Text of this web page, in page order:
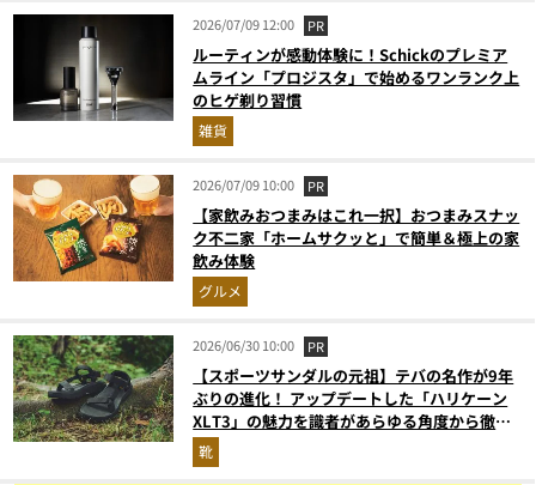
2026/07/09 12:00 PR
ルーティンが感動体験に！Schickのプレミア
ムライン「プロジスタ」で始めるワンランク上
のヒゲ剃り習慣
雑貨
2026/07/09 10:00 PR
【家飲みおつまみはこれ一択】おつまみスナッ
ク不二家「ホームサクッと」で簡単＆極上の家
飲み体験
グルメ
2026/06/30 10:00 PR
【スポーツサンダルの元祖】テバの名作が9年
ぶりの進化！ アップデートした「ハリケーン
XLT3」の魅力を識者があらゆる角度から徹底
解説！
靴